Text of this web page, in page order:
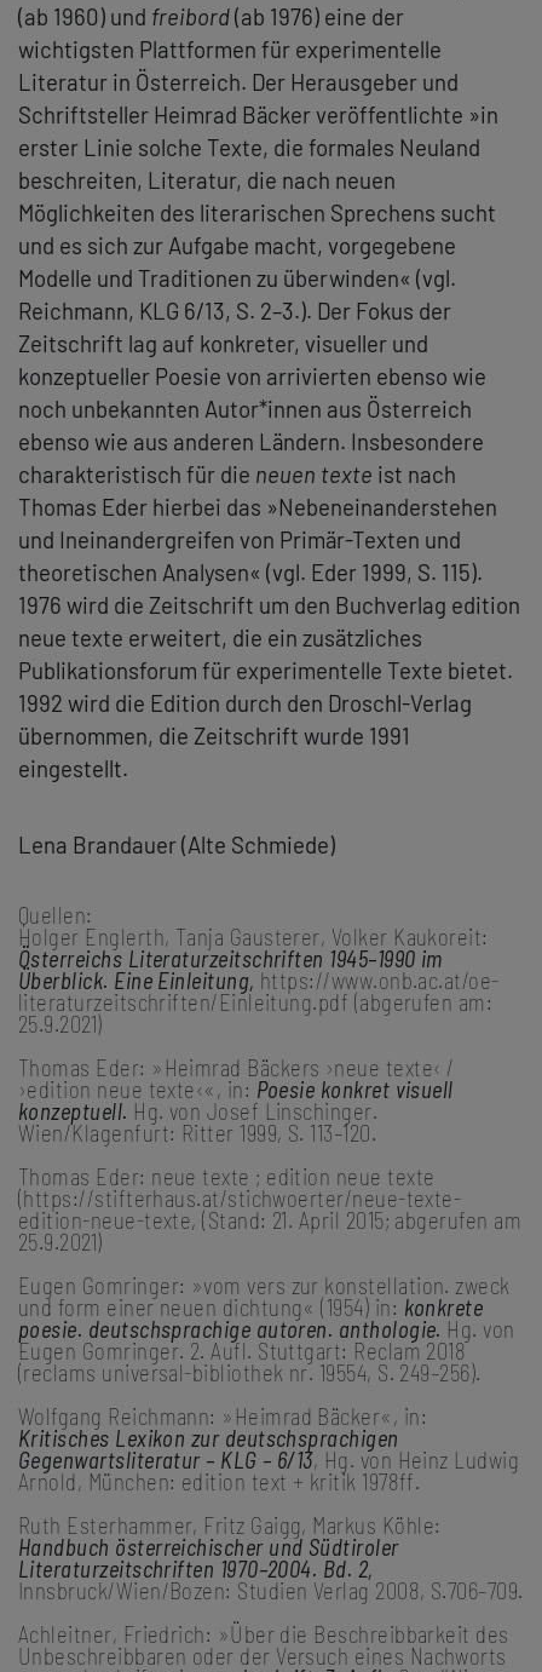
(ab 1960) und freibord(ab 1976) eine der
wichtigsten Plattformen für experimentelle
Literatur in Österreich. Der Herausgeber und
Schriftsteller Heimrad Bäcker veröffentlichte »in
erster Linie solche Texte, die formales Neuland
beschreiten, Literatur, die nach neuen
Möglichkeiten des literarischen Sprechens sucht
und es sich zur Aufgabe macht, vorgegebene
Modelle und Traditionen zu überwinden« (vgl.
Reichmann, KLG 6/13, S. 2–3.). Der Fokus der
Zeitschrift lag auf konkreter, visueller und
konzeptueller Poesie von arrivierten ebenso wie
noch unbekannten Autor*innen aus Österreich
ebenso wie aus anderen Ländern. Insbesondere
charakteristisch für die neuen texte ist nach
Thomas Eder hierbei das »Nebeneinanderstehen
und Ineinandergreifen von Primär-Texten und
theoretischen Analysen« (vgl. Eder 1999, S. 115).
1976 wird die Zeitschrift um den Buchverlag edition
neue texte erweitert, die ein zusätzliches
Publikationsforum für experimentelle Texte bietet.
1992 wird die Edition durch den Droschl-Verlag
übernommen, die Zeitschrift wurde 1991
eingestellt.
Lena Brandauer (Alte Schmiede)
Quellen:
Holger Englerth, Tanja Gausterer, Volker Kaukoreit:
Österreichs Literaturzeitschriften 1945–1990 im
Überblick. Eine Einleitung, https://www.onb.ac.at/oe-
literaturzeitschriften/Einleitung.pdf (abgerufen am:
25.9.2021)
Thomas Eder: »Heimrad Bäckers ›neue texte‹ /
›edition neue texte‹«, in: Poesie konkret visuell
konzeptuell. Hg. von Josef Linschinger.
Wien/Klagenfurt: Ritter 1999, S. 113–120.
Thomas Eder: neue texte ; edition neue texte
(https://stifterhaus.at/stichwoerter/neue-texte-
edition-neue-texte, (Stand: 21. April 2015; abgerufen am
25.9.2021)
Eugen Gomringer: »vom vers zur konstellation. zweck
und form einer neuen dichtung« (1954) in: konkrete
poesie. deutschsprachige autoren. anthologie. Hg. von
Eugen Gomringer. 2. Aufl. Stuttgart: Reclam 2018
(reclams universal-bibliothek nr. 19554, S. 249–256).
Wolfgang Reichmann: »Heimrad Bäcker«, in:
Kritisches Lexikon zur deutschsprachigen
Gegenwartsliteratur – KLG – 6/13, Hg. von Heinz Ludwig
Arnold, München: edition text + kritik 1978ff.
Ruth Esterhammer, Fritz Gaigg, Markus Köhle:
Handbuch österreichischer und Südtiroler
Literaturzeitschriften 1970–2004. Bd. 2,
Innsbruck/Wien/Bozen: Studien Verlag 2008, S.706–709.
Achleitner, Friedrich: »Über die Beschreibbarkeit des
Unbeschreibbaren oder der Versuch eines Nachworts